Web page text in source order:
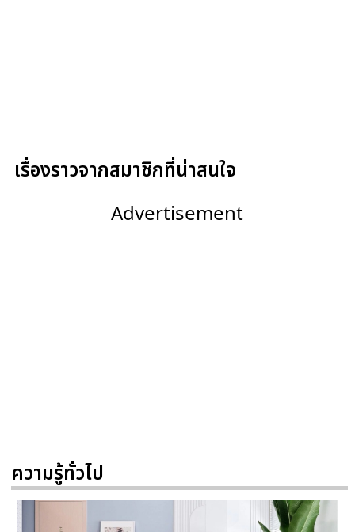
เรื่องราวจากสมาชิกที่น่าสนใจ
Advertisement
ความรู้ทั่วไป